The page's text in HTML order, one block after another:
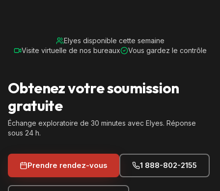
Elyes disponible cette semaine
Visite virtuelle de nos bureaux
Vous gardez le contrôle
Obtenez votre soumission
gratuite
Échange exploratoire de 30 minutes avec Elyes. Réponse
sous 24 h.
Prendre rendez-vous 1 888-802-2155